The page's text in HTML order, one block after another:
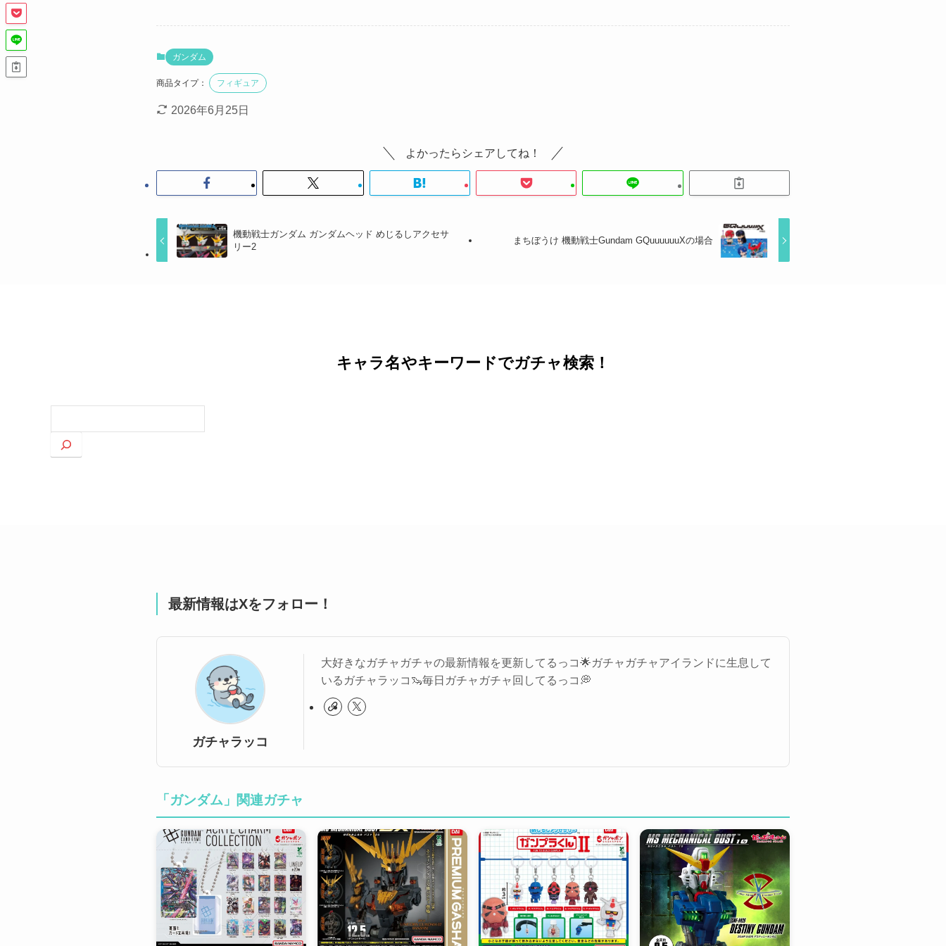
ガンダム
商品タイプ： フィギュア
2026年6月25日
よかったらシェアしてね！
機動戦士ガンダム ガンダムヘッド めじるしアクセサ
リー2
まちぼうけ 機動戦士Gundam GQuuuuuuXの場合
キャラ名やキーワードでガチャ検索！
索
最新情報はXをフォロー！
ガチャラッコ
大好きなガチャガチャの最新情報を更新してるっコ🌟ガチャガチャアイランドに生息して
いるガチャラッコ🦦毎日ガチャガチャ回してるっコ💭
「ガンダム」関連ガチャ